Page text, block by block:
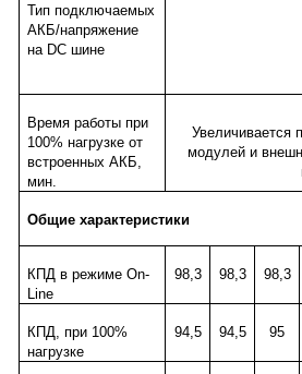
Тип подключаемых
АКБ/напряжение
на DC шине
Время работы при
100% нагрузке от
встроенных АКБ,
мин.
Увеличивается
модулей и
Общие характеристики
КПД в режимеOn-
Line
98,3 98,3 98,3
КПД, при 100%
нагрузке
94,5 94,5 95